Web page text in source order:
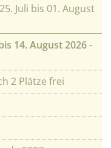
Juli bis 01. August
14. August 2026 -
2 Plätze frei